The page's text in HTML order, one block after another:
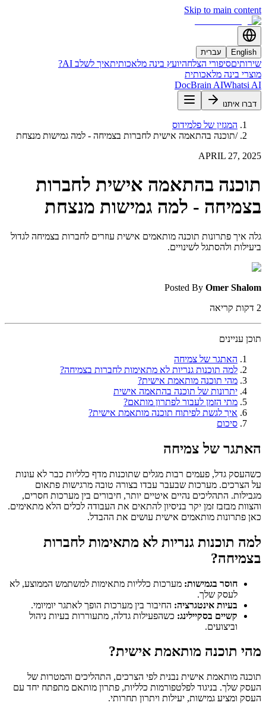
Skip to main content
English עברית
שירותיםסיפורי הצלחהיועץ בינה מלאכותיתאיך לשלב AI?
מוצרי בינה מלאכותית
DocBrain AIWhatsi AI
דברו איתנו
המגזין של פלמידוס
/תוכנה בהתאמה אישית לחברות בצמיחה - למה גמישות מנצחת
APRIL 27, 2025
תוכנה בהתאמה אישית לחברות
בצמיחה - למה גמישות מנצחת
גלה איך פתרונות תוכנה מותאמים אישית עוזרים לחברות בצמיחה לגדול
ביעילות ולהסתגל לשינויים.
Posted By Omer Shalom
2 דקות קריאה
תוכן עניינים
האתגר של צמיחה
למה תוכנות גנריות לא מתאימות לחברות בצמיחה?
מהי תוכנה מותאמת אישית?
יתרונות של תוכנה בהתאמה אישית
מתי הזמן לעבור לפתרון מותאם?
איך לגשת לפיתוח תוכנה מותאמת אישית?
סיכום
האתגר של צמיחה
כשהעסק גדל, פעמים רבות מגלים שתוכנות מדף כלליות כבר לא עונות
על הצרכים. מערכות שבעבר עבדו בצורה טובה מרגישות פתאום
מגבילות. התהליכים נהיים איטיים יותר, חיבורים בין מערכות חסרים,
והצוות מבזבז זמן יקר בניסיון להתאים את העבודה לכלים הלא מתאימים.
כאן פתרונות מותאמים אישית עושים את ההבדל.
למה תוכנות גנריות לא מתאימות לחברות
בצמיחה?
חוסר בגמישות: מערכות כלליות מתאימות למשתמש הממוצע, לא
לעסק שלך.
בעיות אינטגרציה: החיבור בין מערכות הופך לאתגר יומיומי.
קשיים בסקיילינג: כשהפעילות גדלה, מתעוררות בעיות ניהול
וביצועים.
מהי תוכנה מותאמת אישית?
תוכנה מותאמת אישית נבנית לפי הצרכים, התהליכים והמטרות של
העסק שלך. בניגוד לפלטפורמות כלליות, פתרון מותאם מתפתח יחד עם
העסק ומציע גמישות, יעילות ויתרון תחרותי.